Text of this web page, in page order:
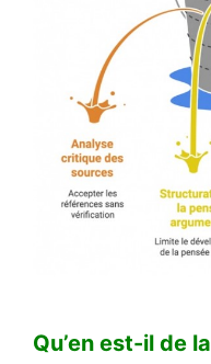
Qu’en est-il de